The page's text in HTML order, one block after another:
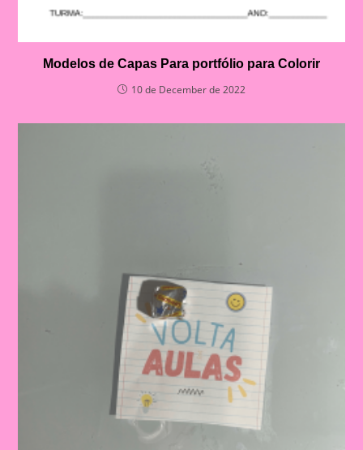
Modelos de Capas Para portfólio para Colorir
10 de December de 2022